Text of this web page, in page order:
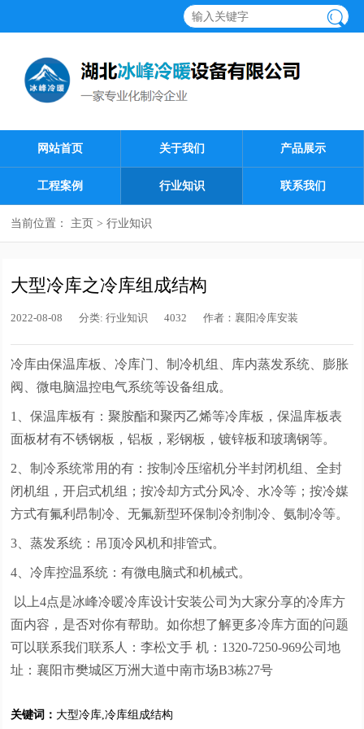
网站首页 关于我们 产品展示
工程案例 行业知识 联系我们
当前位置： 主页 > 行业知识
大型冷库之冷库组成结构
2022-08-08 分类: 行业知识 4032 作者： 襄阳冷库安装
冷库由保温库板、冷库门、制冷机组、库内蒸发系统、膨胀
阀、微电脑温控电气系统等设备组成。
1、保温库板有：聚胺酯和聚丙乙烯等冷库板，保温库板表
面板材有不锈钢板，铝板，彩钢板，镀锌板和玻璃钢等。
2、制冷系统常用的有：按制冷压缩机分半封闭机组、全封
闭机组，开启式机组；按冷却方式分风冷、水冷等；按冷媒
方式有氟利昂制冷、无氟新型环保制冷剂制冷、氨制冷等。
3、蒸发系统：吊顶冷风机和排管式。
4、冷库控温系统：有微电脑式和机械式。
以上4点是冰峰冷暖冷库设计安装公司为大家分享的冷库方
面内容，是否对你有帮助。如你想了解更多冷库方面的问题
可以联系我们联系人：李松文手 机：1320-7250-969公司地
址：襄阳市樊城区万洲大道中南市场B3栋27号
关键词： 大型冷库,冷库组成结构